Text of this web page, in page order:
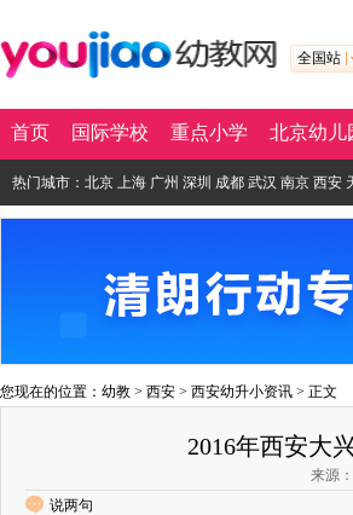
全国站
首页 国际学校 重点小学 北京幼儿
热门城市： 北京 上海 广州 深圳 成都 武汉 南京 西安
您现在的位置： 幼教 > 西安 > 西安幼升小资讯 > 正文
2016年西安大
来源
说两句